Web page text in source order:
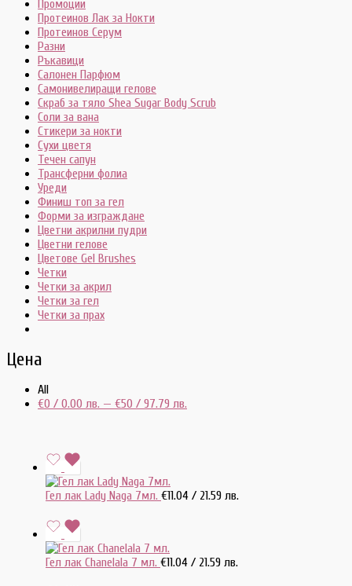
Промоции
Протеинов Лак за Нокти
Протеинов Серум
Разни
Ръкавици
Салонен Парфюм
Самонивелиращи гелове
Скраб за тяло Shea Sugar Body Scrub
Соли за вана
Стикери за нокти
Сухи цветя
Течен сапун
Трансферни фолиа
Уреди
Финиш топ за гел
Форми за изграждане
Цветни акрилни пудри
Цветни гелове
Цветове Gel Brushes
Четки
Четки за акрил
Четки за гел
Четки за прах
Цена
All
€0 / 0.00 лв. — €50 / 97.79 лв.
Гел лак Lady Naga 7мл. €11.04 / 21.59 лв.
Гел лак Chanelala 7 мл. €11.04 / 21.59 лв.